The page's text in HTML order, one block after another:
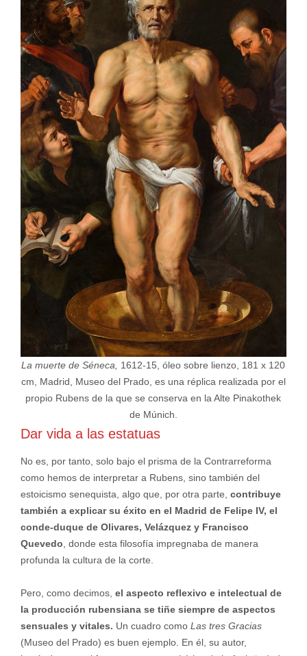
La muerte de Séneca, 1612-15, óleo sobre lienzo, 181 x 120
cm, Madrid, Museo del Prado, es una réplica realizada por el
propio Rubens de la que se conserva en la Alte Pinakothek
de Múnich.
Dar vida a las estatuas
No es, por tanto, solo bajo el prisma de la Contrarreforma
como hemos de interpretar a Rubens, sino también del
estoicismo senequista, algo que, por otra parte, contribuye
también a explicar su éxito en el Madrid de Felipe IV, el
conde-duque de Olivares, Velázquez y Francisco
Quevedo , donde esta filosofía impregnaba de manera
profunda la cultura de la corte.
Pero, como decimos, el aspecto reflexivo e intelectual de
la producción rubensiana se tiñe siempre de aspectos
sensuales y vitales. Un cuadro como Las tres Gracias
(Museo del Prado) es buen ejemplo. En él, su autor,